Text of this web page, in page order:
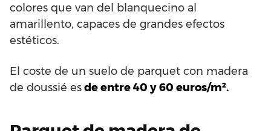
colores que van del blanquecino al
amarillento, capaces de grandes efectos
estéticos.
El coste de un suelo de parquet con madera
de doussié esde entre 40 y 60 euros/m².